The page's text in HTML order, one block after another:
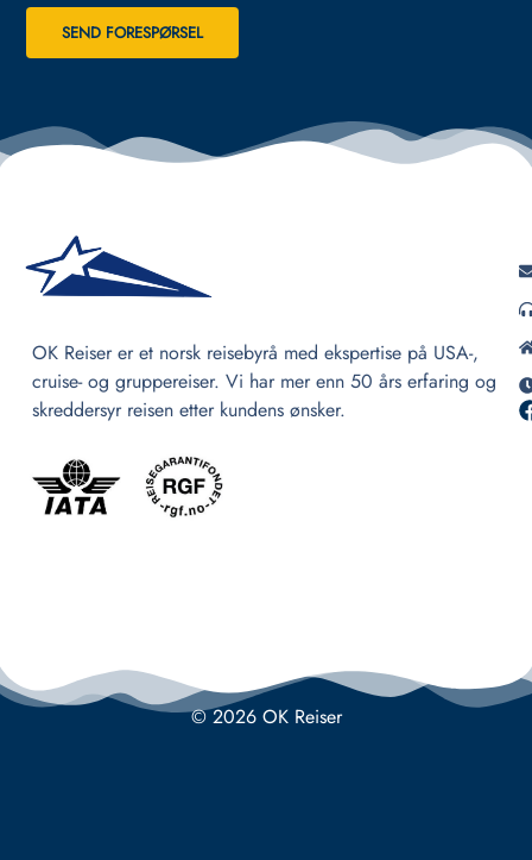
SEND FORESPØRSEL
OK Reiser er et norsk reisebyrå med ekspertise på USA-,
cruise- og gruppereiser. Vi har mer enn 50 års erfaring og
skreddersyr reisen etter kundens ønsker.
© 2026 OK Reiser